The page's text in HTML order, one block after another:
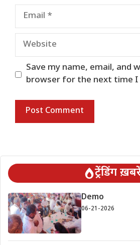
Email
Website
Save my name, email, and
browser for the next time I
ट्रेंडिंग
Demo
06-21-2026